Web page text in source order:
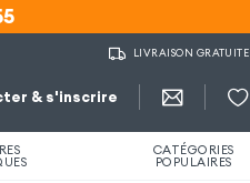
LIVRAISON GRATUITE
& s'inscrire
CATÉGORIES
POPULAIRES